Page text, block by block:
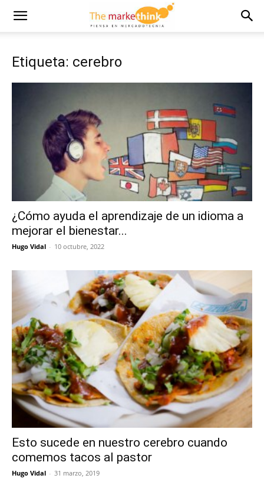
Etiqueta: cerebro
¿Cómo ayuda el aprendizaje de un idioma a
mejorar el bienestar...
Hugo Vidal - 10 octubre, 2022
Esto sucede en nuestro cerebro cuando
comemos tacos al pastor
Hugo Vidal - 31 marzo, 2019